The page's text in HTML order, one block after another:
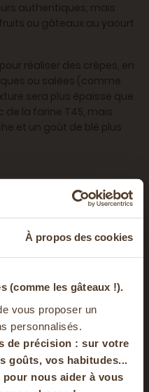
À propos des cookies
(comme les gâteaux !).
vous proposer un
personnalisés.
de précision : sur votre
goûts, vos habitudes...
nous aider à vous
authentiques, mais
ou gâteaux au yaourt
réaliser des crêpes, en
ou salées (comme
sera plus épaisse que
de la farine T45, mais
et un goût de blé plus
liquide (eau, lait) : la
temps de fermentation
fine (T55 ou T45) pour
en conservant un goût
sur
notre newsletter